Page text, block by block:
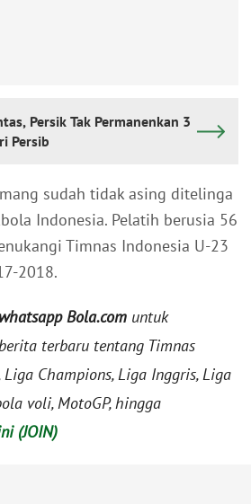
Persik Tak Permanenkan 3
Persib
sudah tidak asing ditelinga
Indonesia. Pelatih berusia 56
Timnas Indonesia U-23
2018.
Bola.com untuk
terbaru tentang Timnas
Liga Champions, Liga Inggris, Liga
voli, MotoGP, hingga
(JOIN)